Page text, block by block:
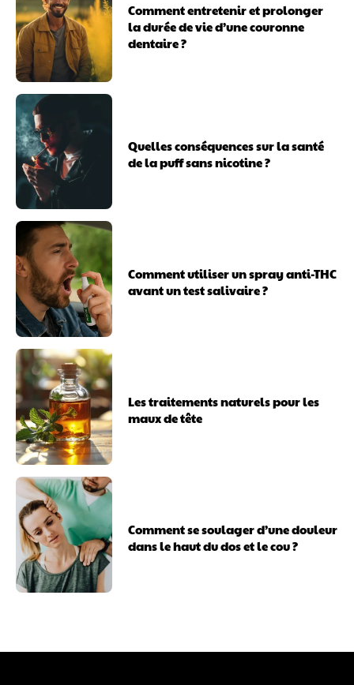
Comment entretenir et prolonger
la durée de vie d’une couronne
dentaire ?
Quelles conséquences sur la santé
de la puff sans nicotine ?
Comment utiliser un spray anti-THC
avant un test salivaire ?
Les traitements naturels pour les
maux de tête
Comment se soulager d’une douleur
dans le haut du dos et le cou ?